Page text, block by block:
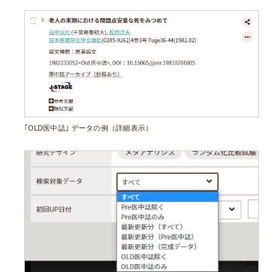
｢OLD医中誌｣ データの例（詳細表示）